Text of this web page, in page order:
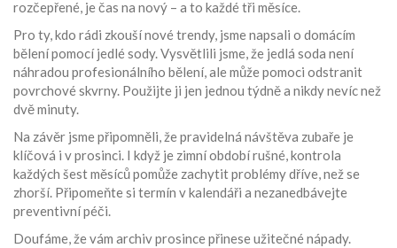
rozčepřené, je čas na nový – a to každé tři měsíce.
Pro ty, kdo rádi zkouší nové trendy, jsme napsali o domácím
bělení pomocí jedlé sody. Vysvětlili jsme, že jedlá soda není
náhradou profesionálního bělení, ale může pomoci odstranit
povrchové skvrny. Použijte ji jen jednou týdně a nikdy nevíc než
dvě minuty.
Na závěr jsme připomněli, že pravidelná návštěva zubaře je
klíčová i v prosinci. I když je zimní období rušné, kontrola
každých šest měsíců pomůže zachytit problémy dříve, než se
zhorší. Připomeňte si termín v kalendáři a nezanedbávejte
preventivní péči.
Doufáme, že vám archiv prosince přinese užitečné nápady.